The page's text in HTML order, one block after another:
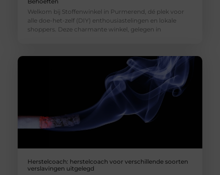
Welkom bij Stoffenwinkel in Purmerend, dé plek voor
alle doe-het-zelf (DIY) enthousiastelingen en lokale
shoppers. Deze charmante winkel, gelegen in
Herstelcoach: herstelcoach voor verschillende soorten
verslavingen uitgelegd